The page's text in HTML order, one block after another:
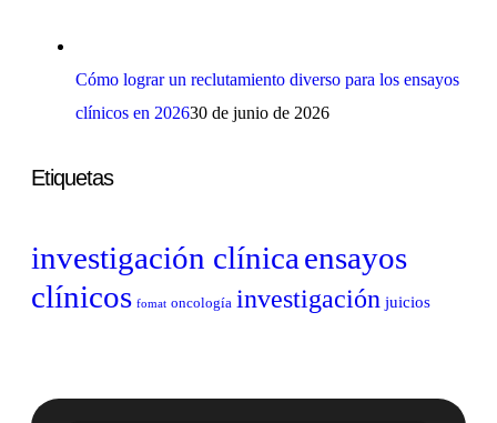
Cómo lograr un reclutamiento diverso para los ensayos
clínicos en 202630 de junio de 2026
Etiquetas
investigación clínica ensayos
clínicos fomat oncología investigación juicios